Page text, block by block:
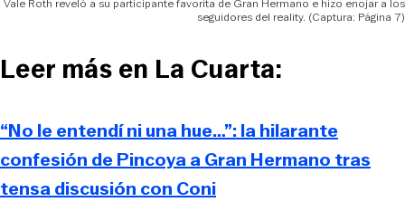
seguidores del reality. (Captura: Página 7)
Leer más en La Cuarta:
“No le entendí ni una hue…”: la hilarante
confesión de Pincoya a Gran Hermano tras
tensa discusión con Coni